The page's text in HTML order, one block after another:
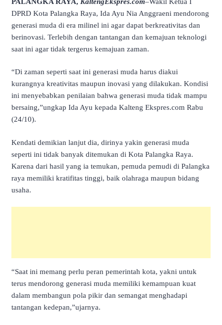
DPRD Kota Palangka Raya, Ida Ayu Nia Anggraeni mendorong
generasi muda di era milinel ini agar dapat berkreativitas dan
berinovasi. Terlebih dengan tantangan dan kemajuan teknologi
saat ini agar tidak tergerus kemajuan zaman.
“Di zaman seperti saat ini generasi muda harus diakui
kurangnya kreativitas maupun inovasi yang dilakukan. Kondisi
ini menyebabkan penilaian bahwa generasi muda tidak mampu
bersaing,”ungkap Ida Ayu kepada Kalteng Ekspres.com Rabu
(24/10).
Kendati demikian lanjut dia, dirinya yakin generasi muda
seperti ini tidak banyak ditemukan di Kota Palangka Raya.
Karena dari hasil yang ia temukan, pemuda pemudi di Palangka
raya memiliki kratifitas tinggi, baik olahraga maupun bidang
usaha.
“Saat ini memang perlu peran pemerintah kota, yakni untuk
terus mendorong generasi muda memiliki kemampuan kuat
dalam membangun pola pikir dan semangat menghadapi
tantangan kedepan,”ujarnya.